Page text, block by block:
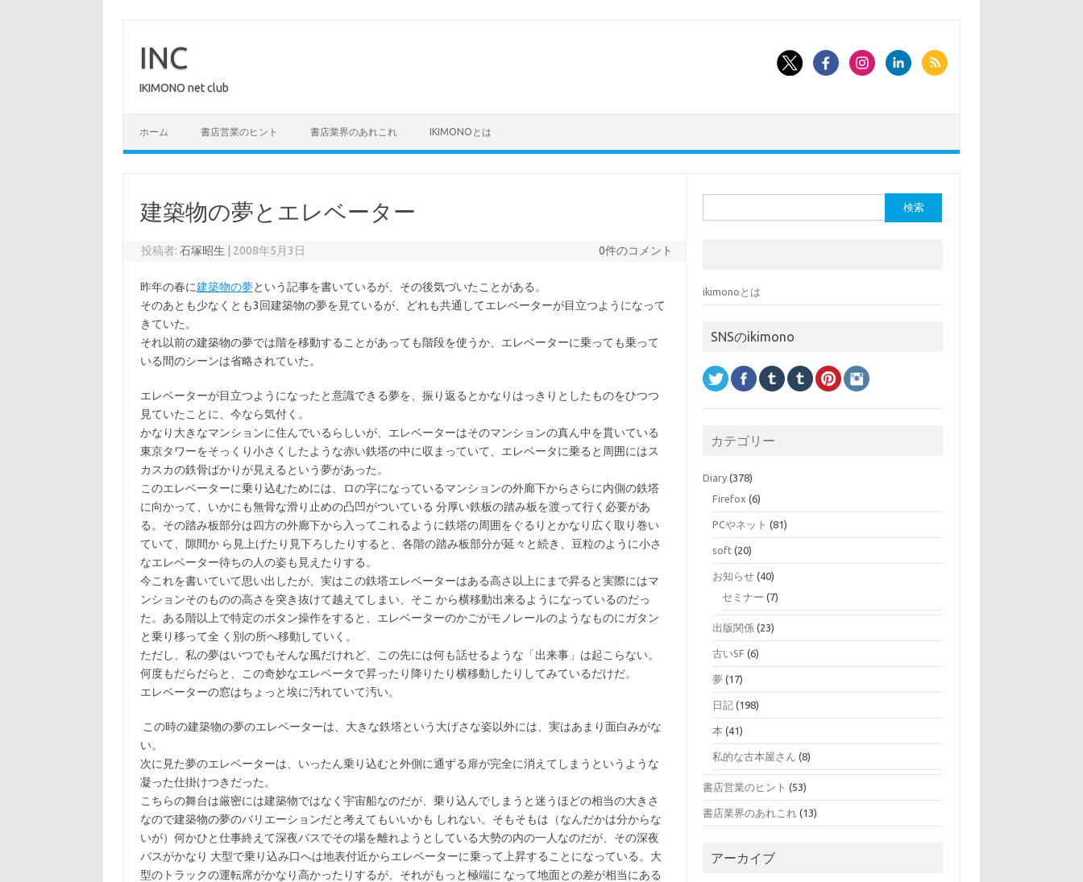
INC
IKIMONO net club
ホーム 書店営業のヒント 書店業界のあれこれ IKIMONOとは
建築物の夢とエレベーター
投稿者:石塚昭生 2008年5月3日 0件のコメント
昨年の春に建築物の夢という記事を書いているが、その後気づいたことがある。
そのあとも少なくとも3回建築物の夢を見ているが、どれも共通してエレベーターが目立つようになって
きていた。
それ以前の建築物の夢では階を移動することがあっても階段を使うか、エレベーターに乗っても乗って
いる間のシーンは省略されていた。
エレベーターが目立つようになったと意識できる夢を、振り返るとかなりはっきりとしたものをひつつ
見ていたことに、今なら気付く。
かなり大きなマンションに住んでいるらしいが、エレベーターはそのマンションの真ん中を貫いている
東京タワーをそっくり小さくしたような赤い鉄塔の中に収まっていて、エレベータに乗ると周囲にはス
カスカの鉄骨ばかりが見えるという夢があった。
このエレベーターに乗り込むためには、ロの字になっているマンションの外廊下からさらに内側の鉄塔
に向かって、いかにも無骨な滑り止めの凸凹がついている 分厚い鉄板の踏み板を渡って行く必要があ
る。その踏み板部分は四方の外廊下から入ってこれるように鉄塔の周囲をぐるりとかなり広く取り巻い
ていて、隙間か ら見上げたり見下ろしたりすると、各階の踏み板部分が延々と続き、豆粒のように小さ
なエレベーター待ちの人の姿も見えたりする。
今これを書いていて思い出したが、実はこの鉄塔エレベーターはある高さ以上にまで昇ると実際にはマ
ンションそのものの高さを突き抜けて越えてしまい、そこ から横移動出来るようになっているのだっ
た。ある階以上で特定のボタン操作をすると、エレベーターのかごがモノレールのようなものにガタン
と乗り移って全 く別の所へ移動していく。
ただし、私の夢はいつでもそんな風だけれど、この先には何も話せるような「出来事」は起こらない。
何度もだらだらと、この奇妙なエレベータで昇ったり降りたり横移動したりしてみているだけだ。
エレベーターの窓はちょっと埃に汚れていて汚い。
この時の建築物の夢のエレベーターは、大きな鉄塔という大げさな姿以外には、実はあまり面白みがな
い。
次に見た夢のエレベーターは、いったん乗り込むと外側に通ずる扉が完全に消えてしまうというような
凝った仕掛けつきだった。
こちらの舞台は厳密には建築物ではなく宇宙船なのだが、乗り込んでしまうと迷うほどの相当の大きさ
なので建築物の夢のバリエーションだと考えてもいいかも しれない。そもそもは（なんだかは分からな
いが）何かひと仕事終えて深夜バスでその場を離れようとしている大勢の内の一人なのだが、その深夜
バスがかなり 大型で乗り込み口へは地表付近からエレベーターに乗って上昇することになっている。大
型のトラックの運転席がかなり高かったりするが、それがもっと極端に なって地面との差が相当にある
索:
ikimonoとは
SNSのikimono
カテゴリー
Diary (378)
Firefox (6)
PCやネット (81)
soft (20)
お知らせ (40)
セミナー (7)
出版関係 (23)
古いSF (6)
夢 (17)
日記 (198)
本 (41)
私的な古本屋さん (8)
書店営業のヒント (53)
書店業界のあれこれ (13)
アーカイブ